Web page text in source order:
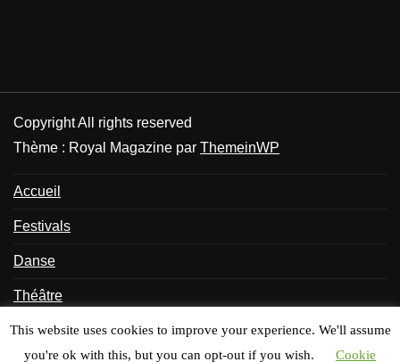
Copyright All rights reserved
Thème : Royal Magazine par ThemeinWP
Accueil
Festivals
Danse
Théâtre
Bêtisier
This website uses cookies to improve your experience. We'll assume
you're ok with this, but you can opt-out if you wish.
Cookie